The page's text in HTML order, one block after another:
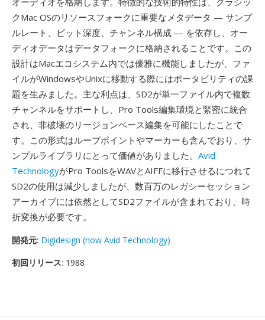
クMac OSのリソースフォークに重要なメタデータ — サンプ
ルレート、ビット深度、チャンネル構成 — を依存し、オー
ディオデータはデータフォークに格納されることです。この
設計はMacエコシステム内では優雅に機能しましたが、ファ
イルがWindowsやUnixに移動する際にはポータビリティの課
題を生みました。主な利点は、SD2が単一ファイル内で複数
チャンネルをサポートし、Pro Tools編集環境と緊密に統合
され、非破壊のリージョンベース編集を可能にしたことで
す。この形式はループポイントやマーカーも含んでおり、サ
ンプルライブラリにとって価値がありました。 Avid
TechnologyがPro ToolsをWAVとAIFFに移行させるにつれて
SD2の使用は減少しましたが、数百万のレガシーセッション
アーカイブには依然としてSD2ファイルが含まれており、時
折変換が必要です。
開発元: Digidesign (now Avid Technology)
初回リリース: 1988